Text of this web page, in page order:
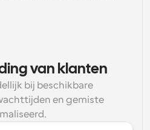
van klanten
bij beschikbare
en gemiste